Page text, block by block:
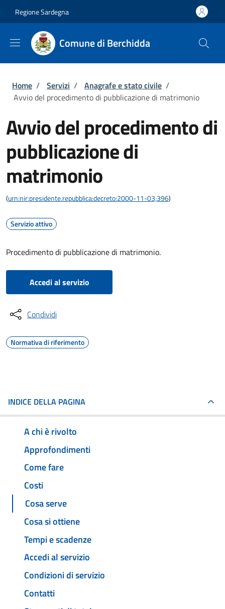
Regione Sardegna
Comune di Berchidda
Briciole di pane
Home / Servizi / Anagrafe e stato civile /
Avvio del procedimento di pubblicazione di matrimonio
Avvio del procedimento di
pubblicazione di
matrimonio
(urn:nir:presidente.repubblica:decreto:2000-11-03;396)
Servizio attivo
Procedimento di pubblicazione di matrimonio.
Accedi al servizio
Condividi
Normativa di riferimento
INDICE DELLA PAGINA
A chi è rivolto
Approfondimenti
Come fare
Costi
Cosa serve
Cosa si ottiene
Tempi e scadenze
Accedi al servizio
Condizioni di servizio
Contatti